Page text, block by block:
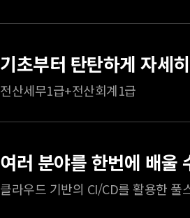
전산세무1급+전산회계1급